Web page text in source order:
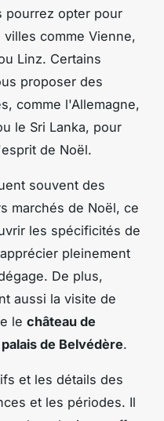
pourrez opter pour
comme Vienne,
Linz. Certains
proposer des
comme l'Allemagne,
le Sri Lanka, pour
de Noël.
souvent des
marchés de Noël, ce
les spécificités de
pleinement
De plus,
aussi la visite de
le château de
palais de Belvédère.
et les détails des
et les périodes. Il